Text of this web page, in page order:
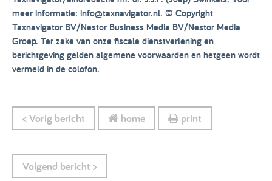
meer informatie: info@taxnavigator.nl. © Copyright
Taxnavigator BV/Nestor Business Media BV/Nestor Media
Groep. Ter zake van onze fiscale dienstverlening en
berichtgeving gelden algemene voorwaarden en hetgeen wordt
vermeld in de colofon.
< Vorig bericht home print
Volgend bericht >